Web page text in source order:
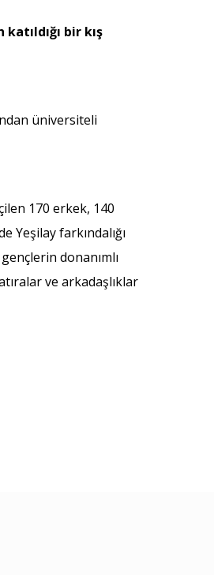
bir kış
üniversiteli
170 erkek, 140
Yeşilay farkındalığı
donanımlı
ve arkadaşlıklar